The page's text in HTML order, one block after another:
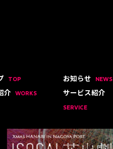
TOP お知らせ NEWS
介 WORKS サービス紹介
SERVICE